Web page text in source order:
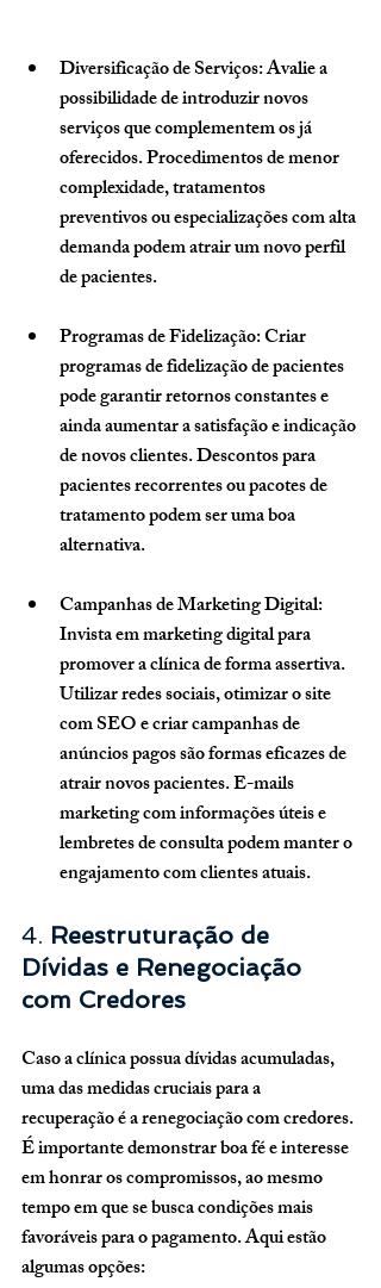
Diversificação de Serviços: Avalie a
possibilidade de introduzir novos
serviços que complementem os já
oferecidos. Procedimentos de menor
complexidade, tratamentos
preventivos ou especializações com alta
demanda podem atrair um novo perfil
de pacientes.
Programas de Fidelização: Criar
programas de fidelização de pacientes
pode garantir retornos constantes e
ainda aumentar a satisfação e indicação
de novos clientes. Descontos para
pacientes recorrentes ou pacotes de
tratamento podem ser uma boa
alternativa.
Campanhas de Marketing Digital:
Invista em marketing digital para
promover a clínica de forma assertiva.
Utilizar redes sociais, otimizar o site
com SEO e criar campanhas de
anúncios pagos são formas eficazes de
atrair novos pacientes. E-mails
marketing com informações úteis e
lembretes de consulta podem manter o
engajamento com clientes atuais.
4. Reestruturação de
Dívidas e Renegociação
com Credores
Caso a clínica possua dívidas acumuladas,
uma das medidas cruciais para a
recuperação é a renegociação com credores.
É importante demonstrar boa fé e interesse
em honrar os compromissos, ao mesmo
tempo em que se busca condições mais
favoráveis para o pagamento. Aqui estão
algumas opções: